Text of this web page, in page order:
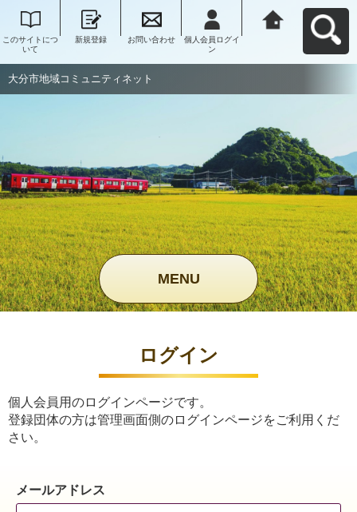
このサイトにつ
いて
新規登録 お問い合わせ
個人会員ログイ
ン
大分市地域コミュニティネット
MENU
ログイン
個人会員用のログインページです。
登録団体の方は管理画面側のログインページをご利用くだ
さい。
メールアドレス